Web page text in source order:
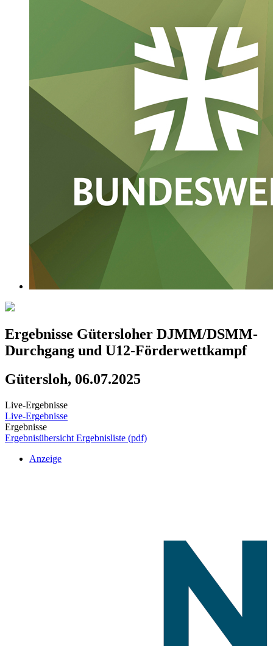
Ergebnisse Gütersloher DJMM/DSMM-
Durchgang und U12-Förderwettkampf
Gütersloh, 06.07.2025
Live-Ergebnisse
Live-Ergebnisse
Ergebnisse
Ergebnisübersicht Ergebnisliste (pdf)
Anzeige